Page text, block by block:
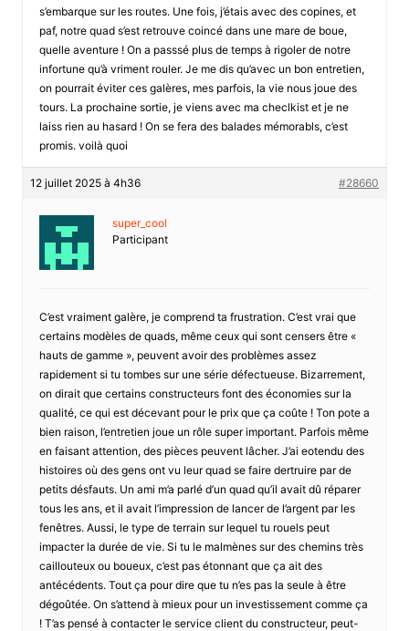
s’embarque sur les routes. Une fois, j’étais avec des copines, et
paf, notre quad s’est retrouve coincé dans une mare de boue,
quelle aventure ! On a passsé plus de temps à rigoler de notre
infortune qu’à vriment rouler. Je me dis qu’avec un bon entretien,
on pourrait éviter ces galères, mes parfois, la vie nous joue des
tours. La prochaine sortie, je viens avec ma checlkist et je ne
laiss rien au hasard ! On se fera des balades mémorabls, c’est
promis. voilà quoi
12 juillet 2025 à 4h36 #28660
super_cool
Participant
C’est vraiment galère, je comprend ta frustration. C’est vrai que
certains modèles de quads, même ceux qui sont censers être «
hauts de gamme », peuvent avoir des problèmes assez
rapidement si tu tombes sur une série défectueuse. Bizarrement,
on dirait que certains constructeurs font des économies sur la
qualité, ce qui est décevant pour le prix que ça coûte ! Ton pote a
bien raison, l’entretien joue un rôle super important. Parfois même
en faisant attention, des pièces peuvent lâcher. J’ai eotendu des
histoires où des gens ont vu leur quad se faire dertruire par de
petits désfauts. Un ami m’a parlé d’un quad qu’il avait dû réparer
tous les ans, et il avait l’impression de lancer de l’argent par les
fenêtres. Aussi, le type de terrain sur lequel tu rouels peut
impacter la durée de vie. Si tu le malmènes sur des chemins très
caillouteux ou boueux, c’est pas étonnant que ça ait des
antécédents. Tout ça pour dire que tu n’es pas la seule à être
dégoûtée. On s’attend à mieux pour un investissement comme ça
! T’as pensé à contacter le service client du constructeur, peut-